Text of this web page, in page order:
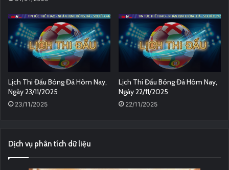
Lịch Thi Đấu Bóng Đá Hôm Nay,
Ngày 23/11/2025
23/11/2025
Lịch Thi Đấu Bóng Đá Hôm Nay,
Ngày 22/11/2025
22/11/2025
Dịch vụ phân tích dữ liệu